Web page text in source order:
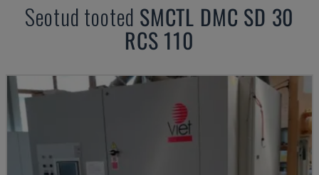
Seotud tooted SMCTL DMC SD 30
RCS 110